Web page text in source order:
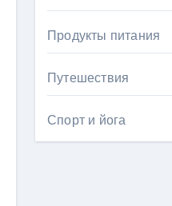
Продукты питания
Путешествия
Спорт и йога